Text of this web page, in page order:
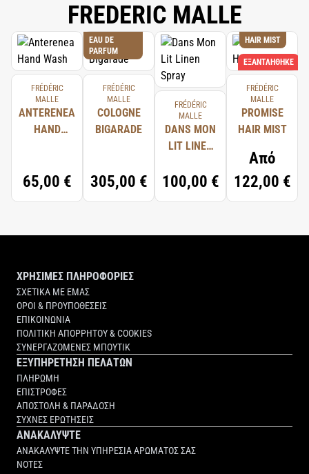
FREDERIC MALLE
FRÉDÉRIC
MALLE
ANTERENEA
HAND
65,00 €
EAU DE
PARFUM
FRÉDÉRIC
MALLE
COLOGNE
BIGARADE
305,00 €
FRÉDÉRIC
MALLE
DANS MON
LIT LINEN
100,00 €
HAIR MIST
ΕΞΑΝΤΛΉΘΗΚΕ
FRÉDÉRIC
MALLE
PROMISE
HAIR MIST
Από
122,00 €
ΧΡΗΣΙΜΕΣ ΠΛΗΡΟΦΟΡΙΕΣ
ΣΧΕΤΙΚΑ ΜΕ ΕΜΑΣ
ΟΡΟΙ & ΠΡΟΥΠΟΘΕΣΕΙΣ
ΕΠΙΚΟΙΝΩΝΙΑ
ΠΟΛΙΤΙΚΗ ΑΠΟΡΡΗΤΟΥ & COOKIES
ΣΥΝΕΡΓΑΖΟΜΕΝΕΣ ΜΠΟΥΤΙΚ
ΕΞΥΠΗΡΕΤΗΣΗ ΠΕΛΑΤΩΝ
ΠΛΗΡΩΜΗ
ΕΠΙΣΤΡΟΦΕΣ
ΑΠΟΣΤΟΛΗ & ΠΑΡΑΔΟΣΗ
ΣΥΧΝΕΣ ΕΡΩΤΗΣΕΙΣ
ΑΝΑΚΑΛΥΨΤΕ
ΑΝΑΚΑΛΥΨΤΕ ΤΗΝ ΥΠΗΡΕΣΙΑ ΑΡΩΜΑΤΟΣ ΣΑΣ
ΝΟΤΕΣ